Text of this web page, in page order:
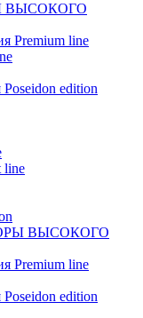
ВЫСОКОГО
Premium line
edition
line
ВЫСОКОГО
Premium line
edition